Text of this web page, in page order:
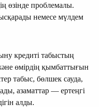
өзінде проблемалы.
немесе мүлдем
кредиті табыстың
өмірдің қымбаттығын
табыс, бөлшек сауда,
азаматтар — ертеңгі
алды.